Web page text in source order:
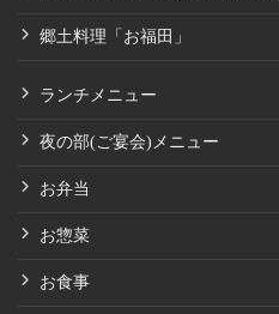
郷土料理「お福田」
ランチメニュー
夜の部(ご宴会)メニュー
お弁当
お惣菜
お食事